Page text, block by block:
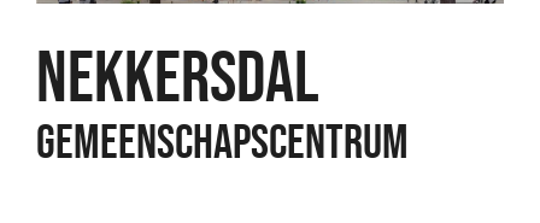
NEKKERSDAL
gemeenschapscentrum